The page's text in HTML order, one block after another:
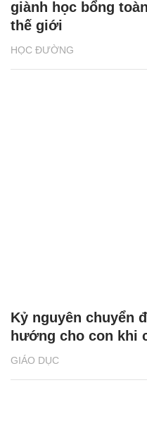
HỌC ĐƯỜNG
giành học bổng
thế giới
GIÁO DỤC
Kỷ nguyên chuyển
hướng cho con khi